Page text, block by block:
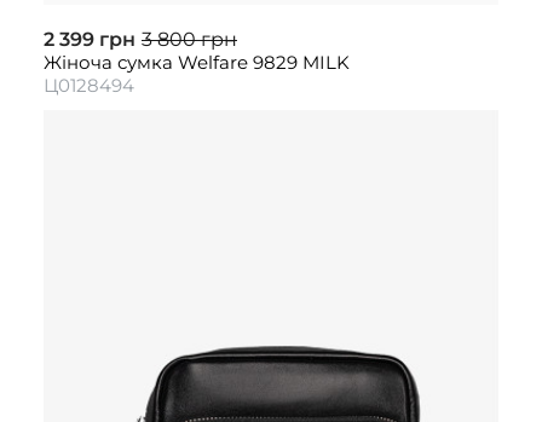
2 399 грн 3 800 грн
Жіноча сумка Welfare 9829 MILK
Ц0128494